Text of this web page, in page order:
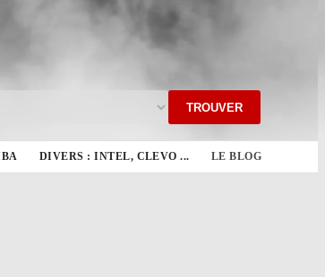
TROUVER
DIVERS : INTEL, CLEVO ... LE BLOG